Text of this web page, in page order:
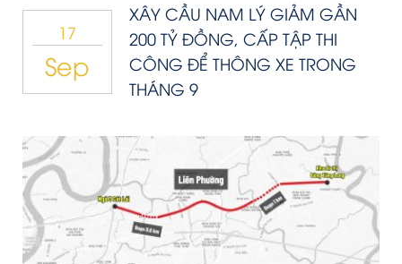
17
Sep
XÂY CẦU NAM LÝ GIẢM GẦN
200 TỶ ĐỒNG, CẤP TẬP THI
CÔNG ĐỂ THÔNG XE TRONG
THÁNG 9